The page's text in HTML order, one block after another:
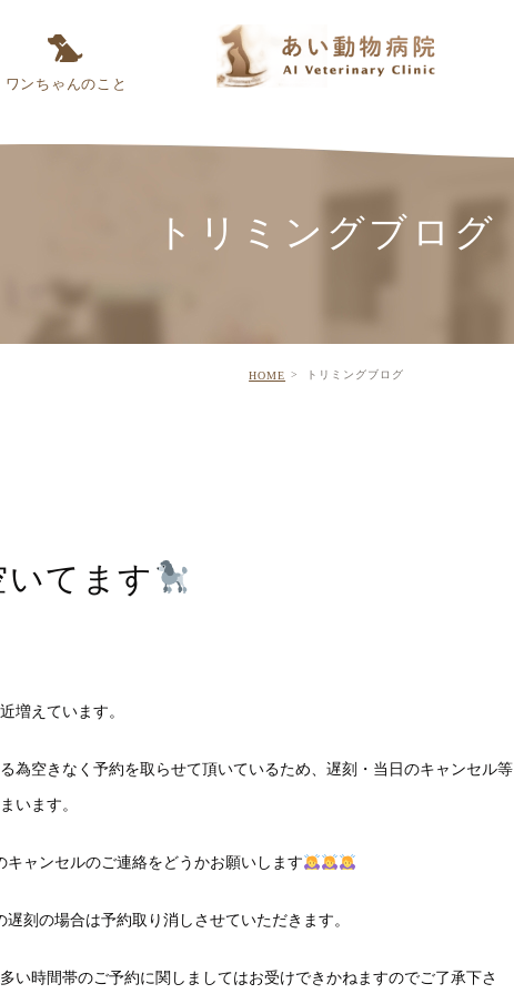
ワンちゃんのこと
トリミングブログ
HOME トリミングブログ
てます
増えています。
為空きなく予約を取らせて頂いているため、遅刻・当日のキャンセル等
います。
ャンセルのご連絡をどうかお願いします
遅刻の場合は予約取り消しさせていただきます。
い時間帯のご予約に関しましてはお受けできかねますのでご了承下さ